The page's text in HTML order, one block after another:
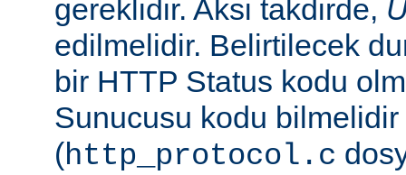
gereklidir. Aksi takdirde,
edilmelidir. Belirtilecek
bir HTTP Status kodu
Sunucusu kodu bilmelidir
(http_protocol.c